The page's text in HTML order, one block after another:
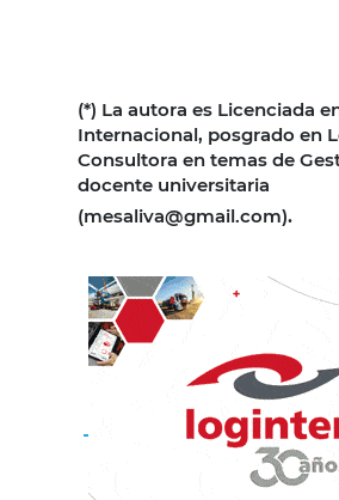
(*) La autora es Licenciada
Internacional, posgrado en
Consultora en temas de
docente universitaria
(mesaliva@gmail.com).